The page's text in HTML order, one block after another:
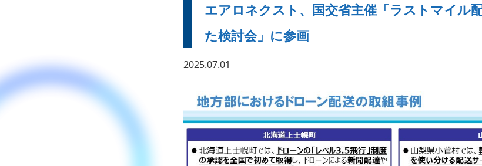
エアロネクスト、国交省主催「ラストマイル
た検討会」に参画
2025.07.01